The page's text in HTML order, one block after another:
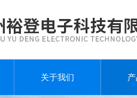
关于我们